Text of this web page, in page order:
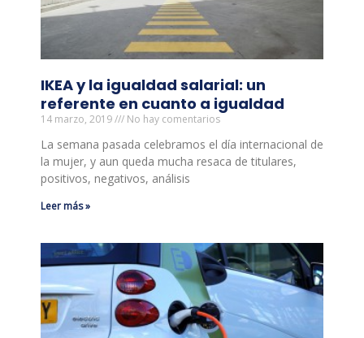
IKEA y la igualdad salarial: un
referente en cuanto a igualdad
14 marzo, 2019 No hay comentarios
La semana pasada celebramos el día internacional de
la mujer, y aun queda mucha resaca de titulares,
positivos, negativos, análisis
Leer más »